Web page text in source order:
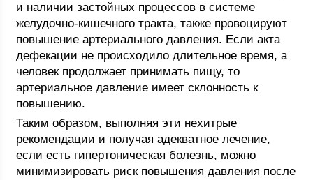
и наличии застойных процессов в системе
желудочно-кишечного тракта, также провоцируют
повышение артериального давления. Если акта
дефекации не происходило длительное время, а
человек продолжает принимать пищу, то
артериальное давление имеет склонность к
повышению.
Таким образом, выполняя эти нехитрые
рекомендации и получая адекватное лечение,
если есть гипертоническая болезнь, можно
минимизировать риск повышения давления после